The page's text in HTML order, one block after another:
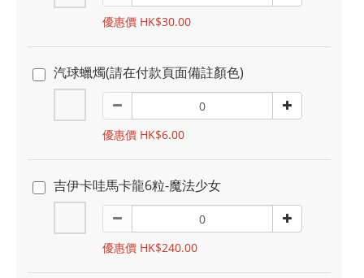
優惠價 HK$30.00
汽球蠟燭(請在付款頁面備註顏色)
優惠價 HK$6.00
吉伊卡哇馬卡龍6粒-魔法少女
優惠價 HK$240.00